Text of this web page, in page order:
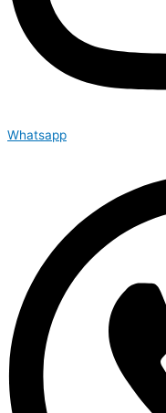
Whatsapp